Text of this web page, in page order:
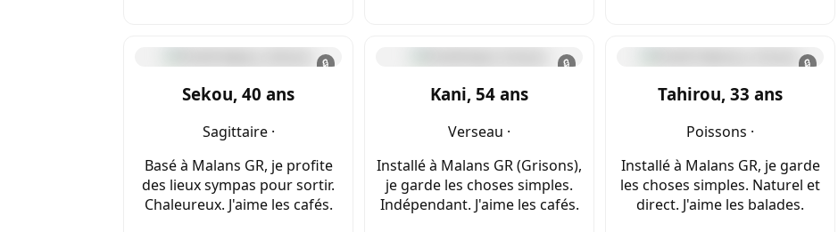
🔒
Sekou, 40 ans
Sagittaire ·
Basé à Malans GR, je profite
des lieux sympas pour sortir.
Chaleureux. J'aime les cafés.
🔒
Kani, 54 ans
Verseau ·
Installé à Malans GR (Grisons),
je garde les choses simples.
Indépendant. J'aime les cafés.
🔒
Tahirou, 33 ans
Poissons ·
Installé à Malans GR, je garde
les choses simples. Naturel et
direct. J'aime les balades.